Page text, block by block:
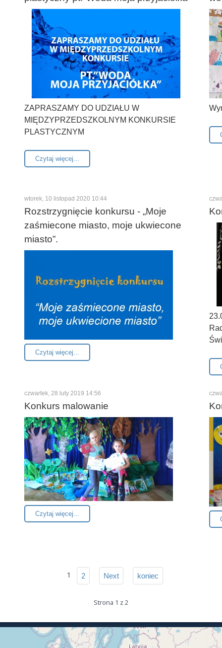
ZAPRASZAMY DO UDZIAŁU W
MIĘDZYPRZEDSZKOLNYM KONKURSIE
PLASTYCZNYM
Czytaj więcej...
wtorek, 10 listopad 2020 10:44
Rozstrzygnięcie konkursu - „Moje
zaśmiecone miasto, moje ukwiecone
miasto”.
Czytaj więcej...
czwartek, 28 luty 2019 14:56
Konkurs malowanie
Czytaj więcej...
1 2 Next koniec
Strona 1 z 2